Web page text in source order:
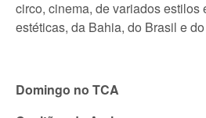
circo, cinema, de variados estilos
estéticas, da Bahia, do Brasil e
Domingo no TCA